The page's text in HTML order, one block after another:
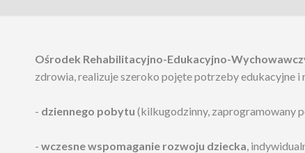
Ośrodek Rehabilitacyjno-Edukacyjno-
zdrowia, realizuje szeroko pojęte potrzeby edukacyjne
- dziennego pobytu (kilkugodzinny, zaprogramowany
- wczesne wspomaganie rozwoju dziecka,